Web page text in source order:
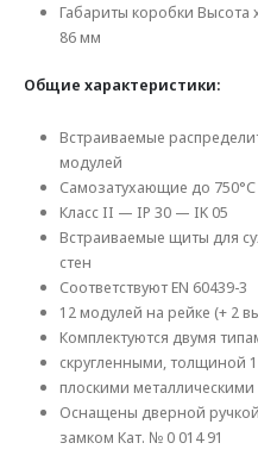
Габариты коробки
86 мм
Общие характеристики:
Встраиваемые
модулей
Самозатухающие до 750°C
Класс II — IP 30 — IK 05
Встраиваемые щиты для
стен
Соответствуют EN 60439-3
12 модулей на рейке (+ 2
Комплектуются двумя
скругленными, толщиной
плоскими
Оснащены дверной
замком Кат. № 0 014 91